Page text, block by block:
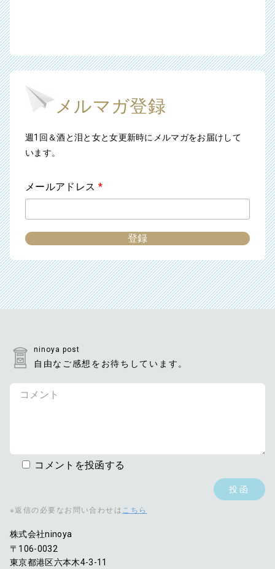
メルマガ登録
週1回＆酒と泪と女と女更新時にメルマガをお届けして
います。
メールアドレス *
ninoya post
自由なご感想をお待ちしています。
コメントを投函する
※返信の必要なお問い合わせは こちら
株式会社ninoya
〒106-0032
東京都港区六本木4-3-11